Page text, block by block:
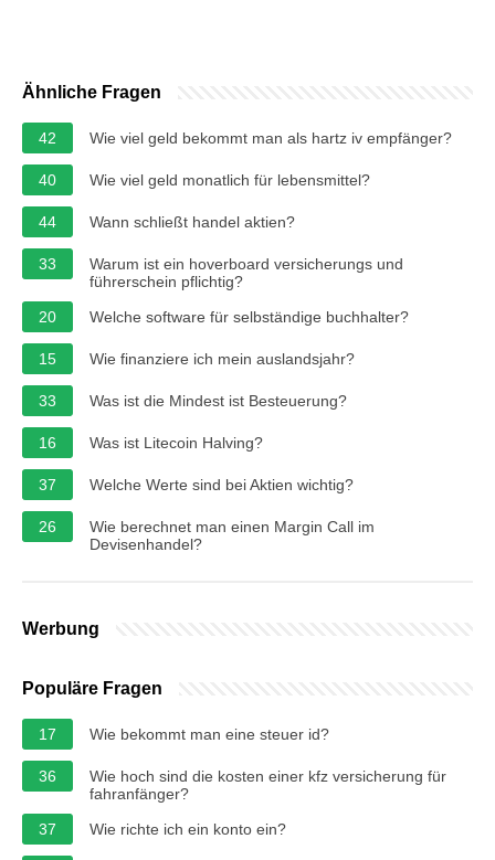
Ähnliche Fragen
42 Wie viel geld bekommt man als hartz iv empfänger?
40 Wie viel geld monatlich für lebensmittel?
44 Wann schließt handel aktien?
33
Warum ist ein hoverboard versicherungs und
führerschein pflichtig?
20
Welche software für selbständige buchhalter?
15 Wie finanziere ich mein auslandsjahr?
33 Was ist die Mindest ist Besteuerung?
16 Was ist Litecoin Halving?
37 Welche Werte sind bei Aktien wichtig?
26
Wie berechnet man einen Margin Call im
Devisenhandel?
Werbung
Populäre Fragen
17 Wie bekommt man eine steuer id?
36
Wie hoch sind die kosten einer kfz versicherung für
fahranfänger?
37
Wie richte ich ein konto ein?